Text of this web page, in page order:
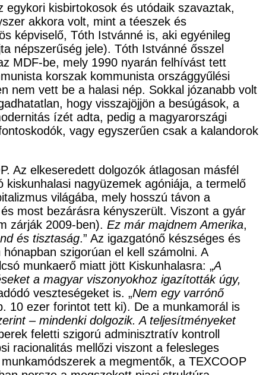
kisbirtokosok és utódaik szavaztak,
akkora volt, mint a téeszek és
képviselő, Tóth Istvánné is, aki egyénileg
népszerűség jele). Tóth Istvánné ősszel
MDF-be, mely 1990 nyarán felhívást tett
korszak kommunista országgyűlési
nem vett be a halasi nép. Sokkal józanabb volt
hogy visszajöjjön a besúgások, a
ízét adta, pedig a magyarországi
vagy egyszerűen csak a kalandorok
Az elkeseredett dolgozók átlagosan másfél
nagyüzemek agóniája, a termelő
világába, mely hosszú távon a
most bezárásra kényszerült. Viszont a gyár
zárják 2009-ben). Ez már majdnem Amerika,
és tisztaság.” Az igazgatónő készséges és
szigorúan el kell számolni. A
munkaerő miatt jött Kiskunhalasra: „A
a magyar viszonyokhoz igazították úgy,
veszteségeket is. „Nem egy varrónő
10 ezer forintot tett ki). De a munkamorál is
– mindenki dolgozik. A teljesítményeket
feletti szigorú adminisztratív kontroll
racionalitás mellőzi viszont a felesleges
a megmentők, a TEXCOOP